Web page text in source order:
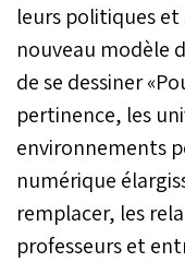
leurs politiques
nouveau modèle
de se dessiner
pertinence, les
environnements
numérique
remplacer, les
professeurs et